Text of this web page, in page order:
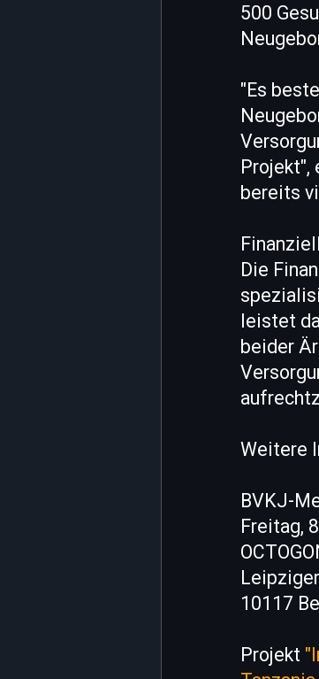
500
"Es
Projekt",
bereits
Die
leistet
beider
Weitere
BVKJ-
Freitag,
10117
Projekt